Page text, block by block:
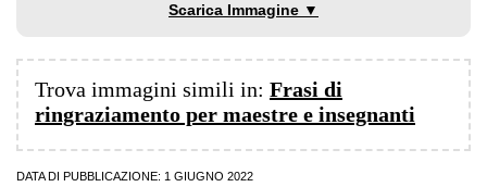
Scarica Immagine ▼
Trova immagini simili in: Frasi di
ringraziamento per maestre e insegnanti
DATA DI PUBBLICAZIONE: 1 GIUGNO 2022